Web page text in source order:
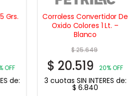
Grs.
OFF
de:
Corroless Convertidor De
Oxido Colores 1 Lt. –
Blanco
$25.649
$ 20.519 20% OFF
3 cuotas SIN INTERES de:
$6.840